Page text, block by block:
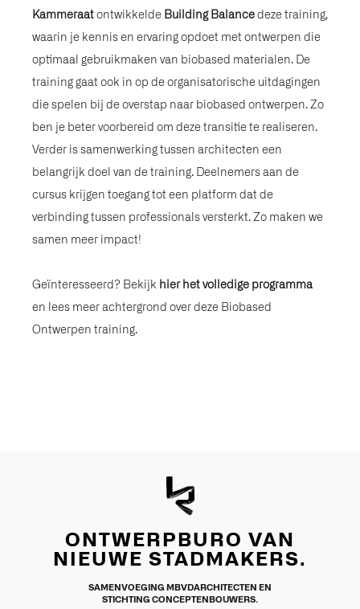
Kammeraat ontwikkelde Building Balance deze training,
waarin je kennis en ervaring opdoet met ontwerpen die
optimaal gebruikmaken van biobased materialen. De
training gaat ook in op de organisatorische uitdagingen
die spelen bij de overstap naar biobased ontwerpen. Zo
ben je beter voorbereid om deze transitie te realiseren.
Verder is samenwerking tussen architecten een
belangrijk doel van de training. Deelnemers aan de
cursus krijgen toegang tot een platform dat de
verbinding tussen professionals versterkt. Zo maken we
samen meer impact!
Geïnteresseerd? Bekijk hier het volledige programma
en lees meer achtergrond over deze Biobased
Ontwerpen training.
ONTWERPBURO VAN
NIEUWE STADMAKERS.
SAMENVOEGING MBVDARCHITECTEN EN
STICHTING CONCEPTENBOUWERS.